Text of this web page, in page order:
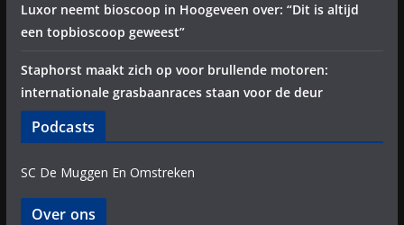
Luxor neemt bioscoop in Hoogeveen over: “Dit is altijd
een topbioscoop geweest”
Staphorst maakt zich op voor brullende motoren:
internationale grasbaanraces staan voor de deur
Podcasts
SC De Muggen En Omstreken
Over ons